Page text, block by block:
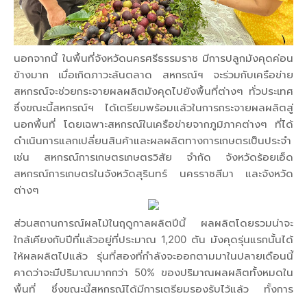
นอกจากนี้ ในพื้นที่จังหวัดนครศรีธรรมราช มีการปลูกมังคุดค่อน
ข้างมาก เมื่อเกิดภาวะล้นตลาด สหกรณ์ฯ จะร่วมกับเครือข่าย
สหกรณ์จะช่วยกระจายผลผลิตมังคุดไปยังพื้นที่ต่างๆ ทั่วประเทศ
ซึ่งขณะนี้สหกรณ์ฯ ได้เตรียมพร้อมแล้วในการกระจายผลผลิตสู่
นอกพื้นที่ โดยเฉพาะสหกรณ์ในเครือข่ายจากภูมิภาคต่างๆ ที่ได้
ดำเนินการแลกเปลี่ยนสินค้าและผลผลิตทางการเกษตรเป็นประจำ
เช่น สหกรณ์การเกษตรเกษตรวิสัย จำกัด จังหวัดร้อยเอ็ด
สหกรณ์การเกษตรในจังหวัดสุรินทร์ นครราชสีมา และจังหวัด
ต่างๆ
ส่วนสถานการณ์ผลไม้ในฤดูกาลผลิตปีนี้ ผลผลิตโดยรวมน่าจะ
ใกล้เคียงกับปีที่แล้วอยู่ที่ประมาณ 1,200 ตัน มังคุดรุ่นแรกนั้นได้
ให้ผลผลิตไปแล้ว รุ่นที่สองที่กำลังจะออกตามมาในปลายเดือนนี้
คาดว่าจะมีปริมาณมากกว่า 50% ของปริมาณผลผลิตทั้งหมดใน
พื้นที่ ซึ่งขณะนี้สหกรณ์ได้มีการเตรียมรองรับไว้แล้ว ทั้งการ